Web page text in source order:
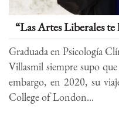
“Las Artes Liberales te
Graduada en Psicología
Villasmil siempre supo
embargo, en 2020, su
College of London...